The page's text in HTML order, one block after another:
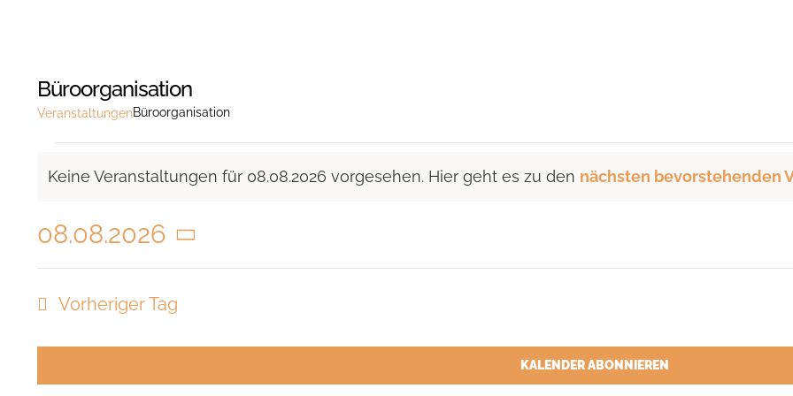
Büroorganisation
VeranstaltungenBüroorganisation
für
Keine Veranstaltungen für 08.08.2026 vorgesehen. Hier geht es zu den nächsten bevorstehenden
08.08.2026
Datum
wählen.
Vorheriger Tag
KALENDER ABONNIEREN